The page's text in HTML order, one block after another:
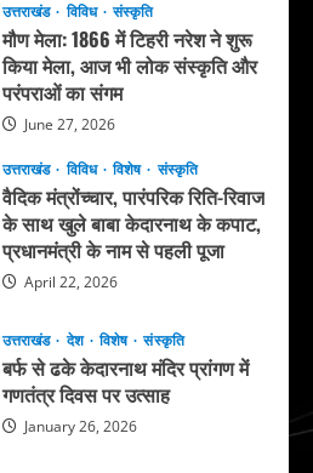
उत्तराखंड
विविध संस्कृति
मौण मेला: 1866 में टिहरी नरेश ने शुरू
किया मेला, आज भी लोक संस्कृति और
परंपराओं का संगम
June 27, 2026
उत्तराखंड विविध विशेष संस्कृति
वैदिक मंत्रोंच्चार, पारंपरिक रिति-रिवाज
के साथ खुले बाबा केदारनाथ के कपाट,
प्रधानमंत्री के नाम से पहली पूजा
April 22, 2026
उत्तराखंड देश विशेष संस्कृति
बर्फ से ढके केदारनाथ मंदिर प्रांगण में
गणतंत्र दिवस पर उत्साह
January 26, 2026